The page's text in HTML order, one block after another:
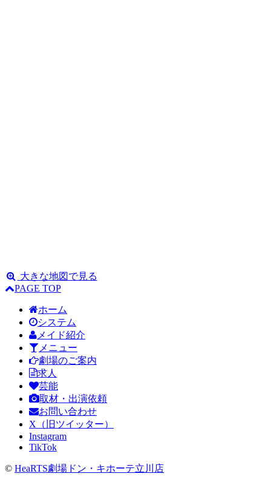
大きな地図で見る
PAGE TOP
ホーム
システム
メイド紹介
メニュー
劇場のご案内
求人
芸能
取材・出演依頼
お問い合わせ
X（旧ツイッター）
Instagram
TikTok
© HeaRTS劇場ドン・キホーテ立川店